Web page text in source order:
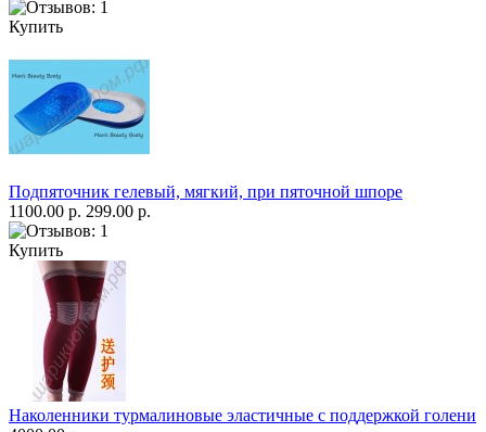
Купить
Подпяточник гелевый, мягкий, при пяточной шпоре
1100.00 р. 299.00 р.
Купить
Наколенники турмалиновые эластичные с поддержкой голени